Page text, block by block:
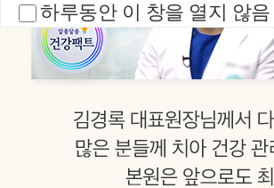
하루동안 이 창을 열지 않음